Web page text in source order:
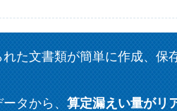
た文書類が簡単に作成、保
タから、 算定漏えい量がリ